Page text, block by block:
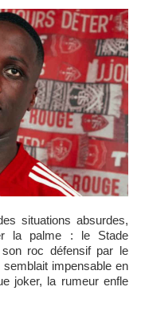
la palme : le Stade
roc défensif par le
impensable en
joker, la rumeur enfle